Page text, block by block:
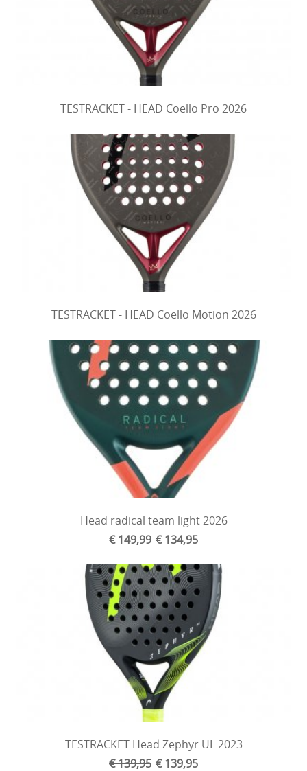
TESTRACKET - HEAD Coello Pro 2026
TESTRACKET - HEAD Coello Motion 2026
Head radical team light 2026
€ 149,99 € 134,95
TESTRACKET Head Zephyr UL 2023
€ 139,95 € 139,95